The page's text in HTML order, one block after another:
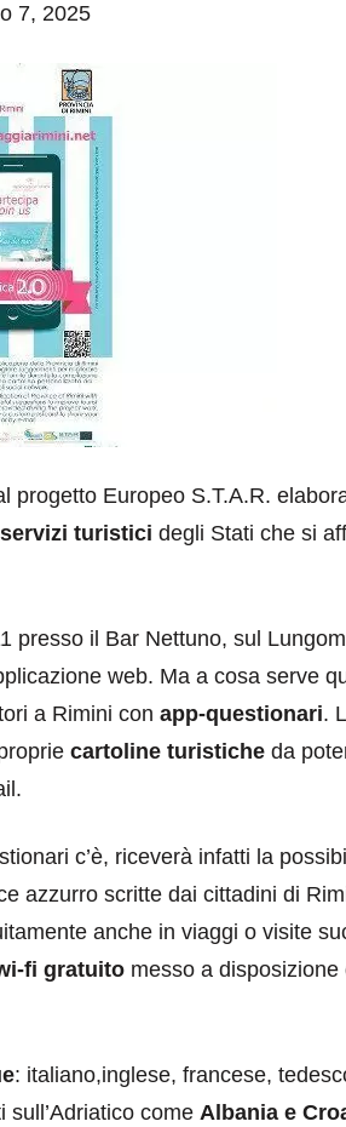
7, 2025
progetto Europeo S.T.A.R.
servizi turistici degli Stati che si
presso il Bar Nettuno, sul
web. Ma a cosa serve
a Rimini con app-questionari.
cartoline turistiche da
c’è, riceverà infatti la
azzurro scritte dai cittadini di
anche in viaggi o visite
fi gratuito messo a
: italiano,inglese, francese,
come Albania e